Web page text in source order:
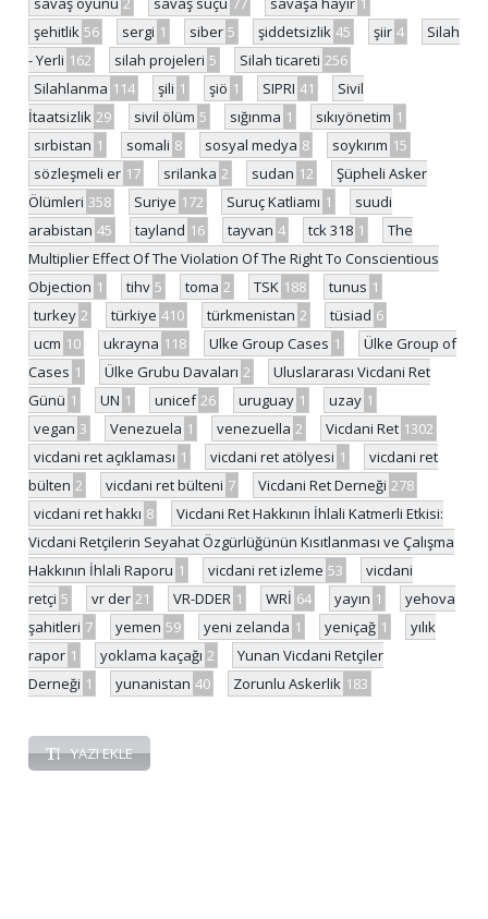
şehitlik 56 sergi 1 siber 5 şiddetsizlik 45 şiir 4
Silah
- Yerli 162 silah projeleri 5 Silah ticareti 256
Silahlanma 114 şili 1 şiö 1 SIPRI 41
Sivil
İtaatsizlik 29 sivil ölüm 5 sığınma 1 sıkıyönetim 1
sırbistan 1 somali 8 sosyal medya 8 soykırım 15
sözleşmeli er 17 srilanka 2 sudan 12
Şüpheli Asker
Ölümleri 358 Suriye 172 Suruç Katliamı 1
suudi
arabistan 45 tayland 16 tayvan 4 tck 318 1
The
Multiplier Effect Of The Violation Of The Right To Conscientious
Objection 1 tihv 5 toma 2 TSK 188 tunus 1
turkey 2 türkiye 410 türkmenistan 2 tüsiad 6
ucm 10 ukrayna 118 Ulke Group Cases 1
Ülke Group of
Cases 1 Ülke Grubu Davaları 2
Uluslararası Vicdani Ret
Günü 1 UN 1 unicef 26 uruguay 1 uzay 1
vegan 3 Venezuela 1 venezuella 2 Vicdani Ret 1302
vicdani ret açıklaması 1 vicdani ret atölyesi 1
vicdani ret
bülten 2 vicdani ret bülteni 7 Vicdani Ret Derneği 278
vicdani ret hakkı 8
Vicdani Ret Hakkının İhlali Katmerli Etkisi:
Vicdani Retçilerin Seyahat Özgürlüğünün Kısıtlanması ve Çalışma
Hakkının İhlali Raporu 1 vicdani ret izleme 53
vicdani
retçi 5 vr der 21 VR-DDER 1 WRİ 64 yayın 1
yehova
şahitleri 7 yemen 59 yeni zelanda 1 yeniçağ 1
yılık
rapor 1 yoklama kaçağı 2
Yunan Vicdani Retçiler
Derneği 1 yunanistan 40 Zorunlu Askerlik 183
YAZI EKLE